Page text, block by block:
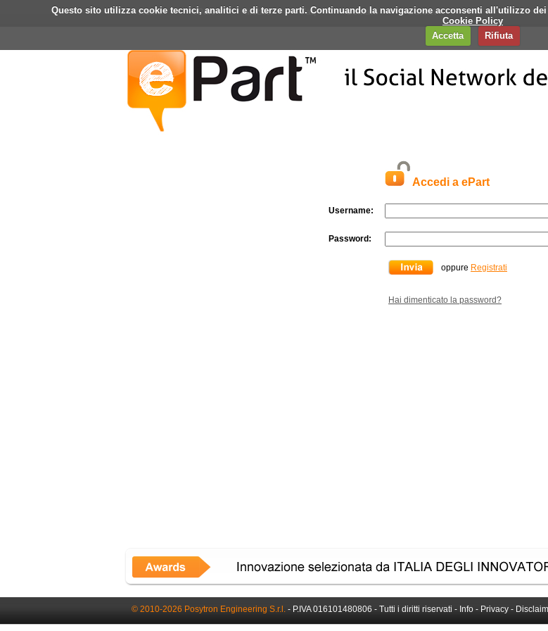
Questo sito utilizza cookie tecnici, analitici e di terze parti. Continuando la navigazione acconsenti all'utilizzo
Cookie Policy
Accetta
Rifiuta
Home ePart Mobile Faq Contatti Banner
Accedi a ePart
Username:
Password:
oppure Registrati
Hai dimenticato la password?
© 2010-2026 Posytron Engineering S.r.l. - P.IVA 016101480806 - Tutti i diritti riservati - Info - Privacy -